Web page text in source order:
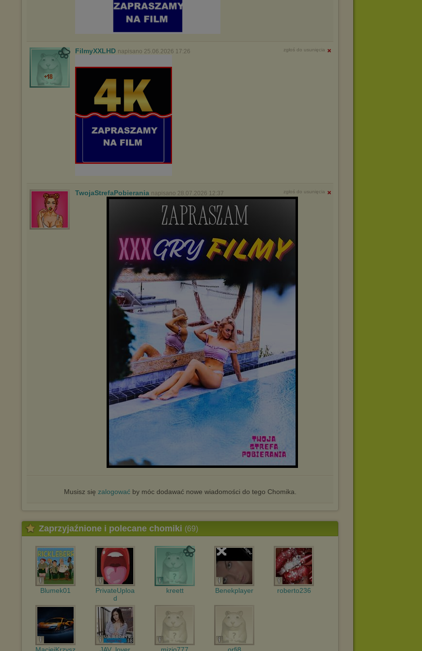
Pełną informację na ten temat znajdziesz pod adresem
FilmyXXLHD napisano 25.06.2026 17:26 zgłoś do usunięcia
TwojaStrefaPobierania napisano 28.07.2026 12:37 zgłoś do usunięcia
Musisz się zalogowaćby móc dodawać nowe wiadomości do tego Chomika.
Zaprzyjaźnione i polecane chomiki (69)
Blumek01
PrivateUploa
d
kreett Benekplayer roberto236